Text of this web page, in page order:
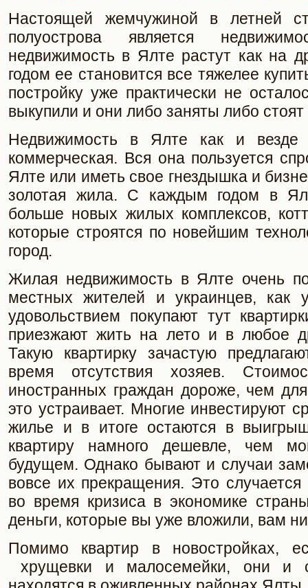
Настоящей жемчужиной в летней
полуострова является
недвижимость в Ялте растут как на
годом ее становится все тяжелее
постройку уже практически не
выкупили и они либо заняты либо
Недвижимость в Ялте как и
коммерческая. Вся она пользуется
Ялте или иметь свое гнездышка и
золотая жила. С каждым годом в
больше новых жилых комплексов,
которые строятся по новейшим
город.
Жилая недвижимость в Ялте очень
местных жителей и украинцев, как
удовольствием покупают тут
приезжают жить на лето и в любое
Такую квартирку зачастую
время отсутствия хозяев.
иностранных граждан дороже, чем
это устраивает. Многие инвестируют
жилье и в итоге остаются в
квартиру намного дешевле, чем
будущем. Однако бывают и случаи
вовсе их прекращения. Это
во время кризиса в экономике
деньги, которые вы уже вложили, вам
Помимо квартир в новостройках,
хрущевки и малосемейки, они и